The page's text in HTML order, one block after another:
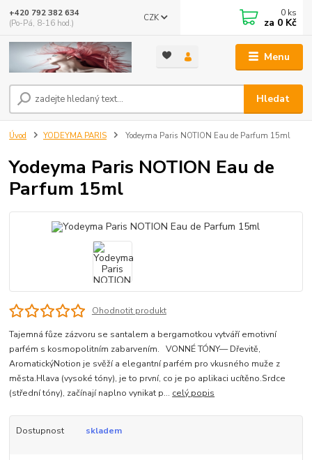
Menu
CZK
Hledat
+420 792 382 634
(Po-Pá, 8-16 hod.)
0 ks
za 0 Kč
Úvod YODEYMA PARIS Yodeyma Paris NOTION Eau de Parfum 15ml
Yodeyma Paris NOTION Eau de
Parfum 15ml
Ohodnotit produkt
Tajemná fůze zázvoru se santalem a bergamotkou vytváří emotivní
parfém s kosmopolitním zabarvením. VONNÉ TÓNY— Dřevitě,
AromatickýNotion je svěží a elegantní parfém pro vkusného muže z
města.Hlava (vysoké tóny), je to první, co je po aplikaci ucítěno.Srdce
(střední tóny), začínají naplno vynikat p... celý popis
Dostupnost skladem